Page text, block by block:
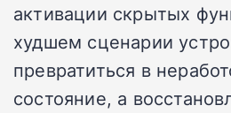
активации скрытых
худшем сценарии
превратиться в
состояние, а